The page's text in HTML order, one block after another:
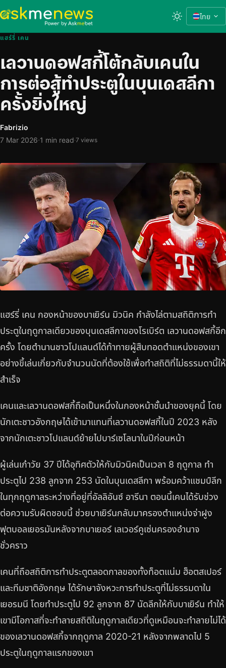
ไทย
แฮร์รี่ เคน
เลวานดอฟสกี้โต้กลับเคนใน
การต่อสู้ทำประตูในบุนเดสลีกา
ครั้งยิ่งใหญ่
Fabrizio
7 Mar 2026·1 min read·7 views
แฮร์รี่ เคน กองหน้าของบาเยิร์น มิวนิค กำลังไล่ตามสถิติการทำ
ประตูในฤดูกาลเดียวของบุนเดสลีกาของโรเบิร์ต เลวานดอฟสกี้อีก
ครั้ง โดยตำนานชาวโปแลนด์ได้ท้าทายผู้สืบทอดตำแหน่งของเขา
อย่างขี้เล่นเกี่ยวกับจำนวนนัดที่ต้องใช้เพื่อทำสถิติที่ไม่ธรรมดานี้ให้
สำเร็จ
เคนและเลวานดอฟสกี้ถือเป็นหนึ่งในกองหน้าชั้นนำของยุคนี้ โดย
นักเตะชาวอังกฤษได้เข้ามาแทนที่เลวานดอฟสกี้ในปี 2023 หลัง
จากนักเตะชาวโปแลนด์ย้ายไปบาร์เซโลนาในปีก่อนหน้า
ผู้เล่นเก๋าวัย 37 ปีได้อุทิศตัวให้กับมิวนิคเป็นเวลา 8 ฤดูกาล ทำ
ประตูไป 238 ลูกจาก 253 นัดในบุนเดสลีกา พร้อมคว้าแชมป์ลีก
ในทุกฤดูกาลระหว่างที่อยู่ที่อัลลิอันซ์ อารีนา ตอนนี้เคนได้รับช่วง
ต่อความรับผิดชอบนี้ ช่วยบาเยิร์นกลับมาครองตำแหน่งจ่าฝูง
ฟุตบอลเยอรมันหลังจากบาเยอร์ เลเวอร์คูเซ่นครองอำนาจ
ชั่วคราว
เคนที่ถือสถิติการทำประตูตลอดกาลของทั้งท็อตแน่ม ฮ็อตสเปอร์
และทีมชาติอังกฤษ ได้รักษาจังหวะการทำประตูที่ไม่ธรรมดาใน
เยอรมนี โดยทำประตูไป 92 ลูกจาก 87 นัดลีกให้กับบาเยิร์น ทำให้
เขามีโอกาสที่จะทำลายสถิติในฤดูกาลเดียวที่ดูเหมือนจะทำลายไม่ได้
ของเลวานดอฟสกี้จากฤดูกาล 2020-21 หลังจากพลาดไป 5
ประตูในฤดูกาลแรกของเขา